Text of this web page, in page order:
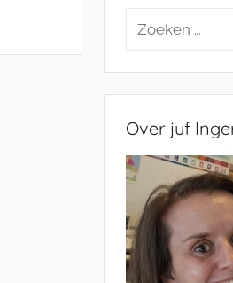
Zoeken
Over juf